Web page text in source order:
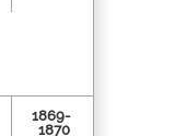
1869-
1870